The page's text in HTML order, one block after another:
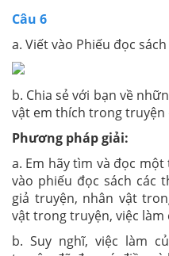
Câu 6
a. Viết vào Phiếu đọc
b. Chia sẻ với bạn về
vật em thích trong truyện
Phương pháp giải:
a. Em hãy tìm và đọc
vào phiếu đọc sách các
giả truyện, nhân vật
vật trong truyện, việc
b. Suy nghĩ, việc làm